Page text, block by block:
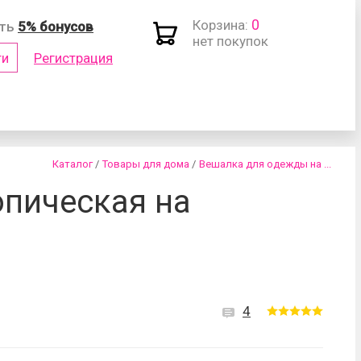
5% бонусов
Регистрация
Корзина: 0
нет покупок
Каталог / Товары для дома / Вешалка для одежды на ...
на
4